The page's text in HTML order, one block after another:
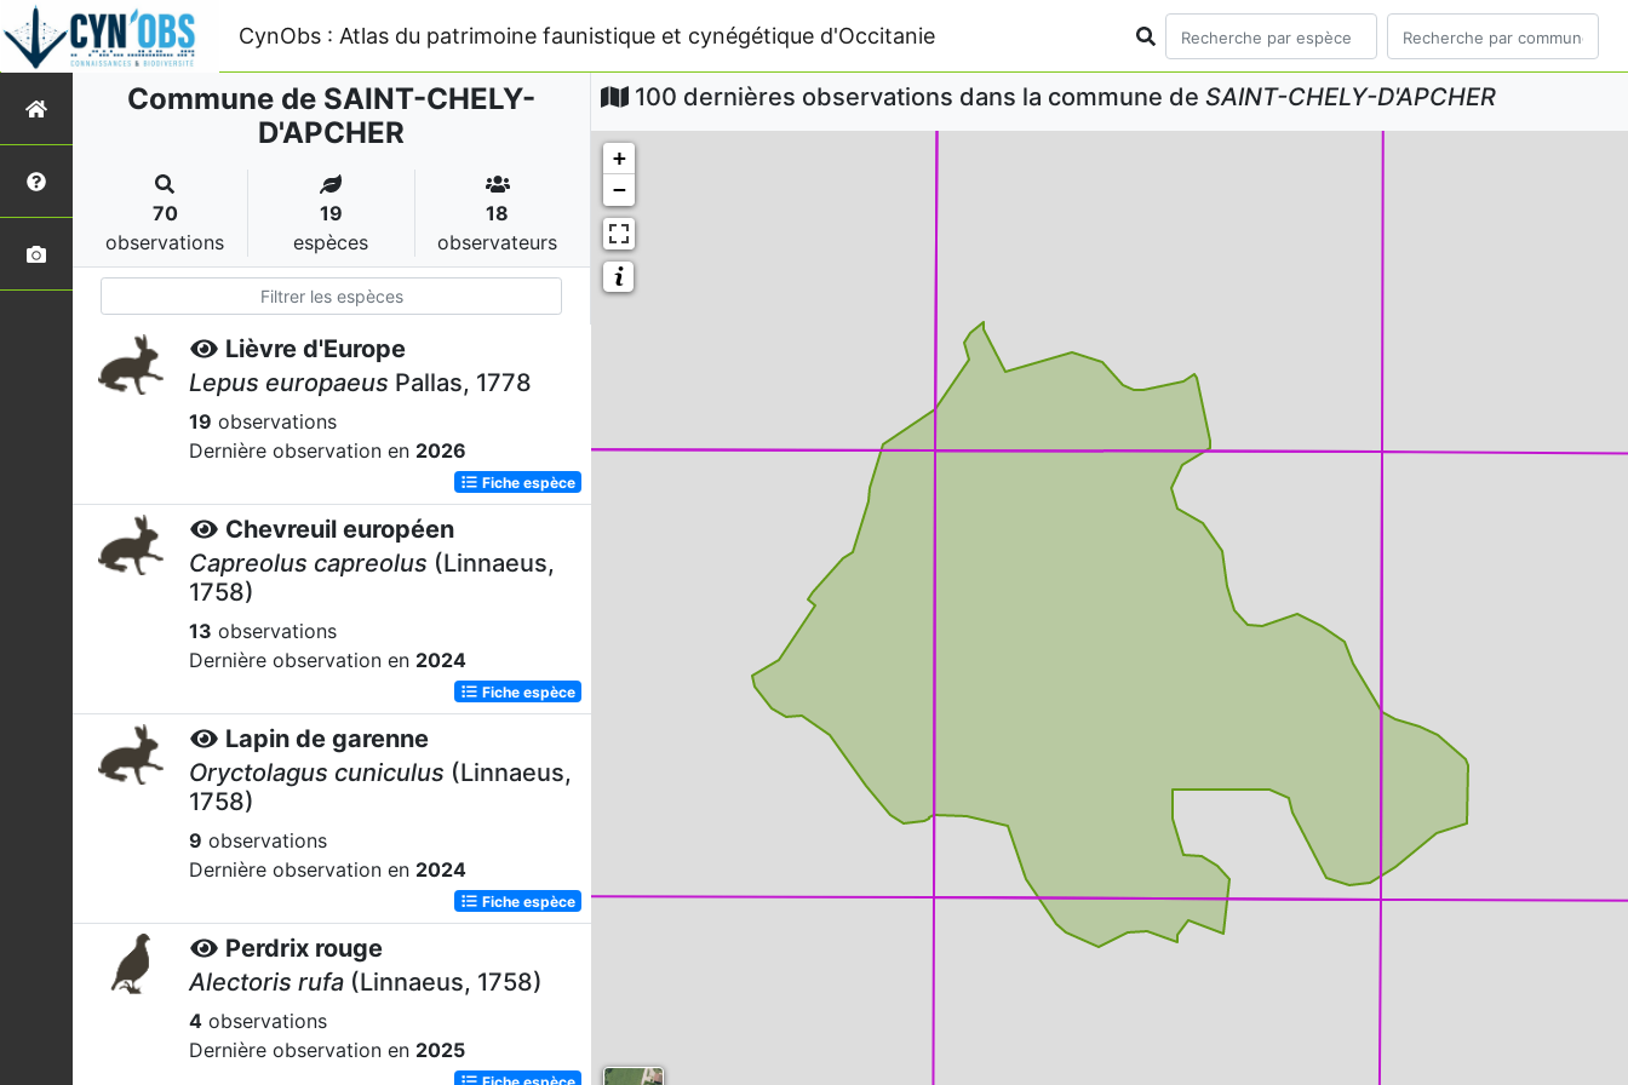
CynObs : Atlas du patrimoine faunistique et cynégétique d'Occitanie
Commune de SAINT-CHELY-
D'APCHER
70
observations
19
espèces
18
observateurs
Lièvre d'Europe
Lepus europaeus Pallas, 1778
19 observations
Dernière observation en 2026
Fiche espèce
Chevreuil européen
Capreolus capreolus (Linnaeus,
1758)
13 observations
Dernière observation en 2024
Fiche espèce
Lapin de garenne
Oryctolagus cuniculus (Linnaeus,
1758)
9 observations
Dernière observation en 2024
Fiche espèce
Perdrix rouge
Alectoris rufa (Linnaeus, 1758)
4 observations
Dernière observation en 2025
Fiche espèce
100 dernières observations dans la commune de SAINT-CHELY-D'APCHER
+
−